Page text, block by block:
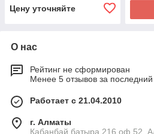
Цену уточняйте
О нас
Рейтинг не сформирован
Менее 5 отзывов за последний
Работает с 21.04.2010
г. Алматы
Кабанбай батыра 216 оф 52,